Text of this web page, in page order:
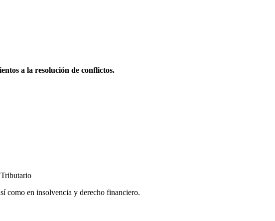
a la resolución de conflictos.
Tributario
como en insolvencia y derecho financiero.